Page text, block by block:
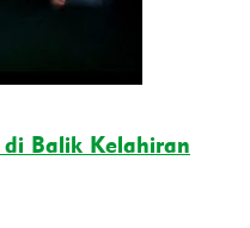
Balik Kelahiran